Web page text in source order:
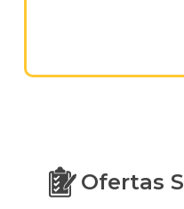
Ofertas